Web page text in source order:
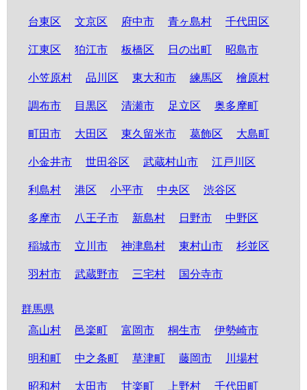
台東区 文京区 府中市 青ヶ島村 千代田区
江東区 狛江市 板橋区 日の出町 昭島市
小笠原村 品川区 東大和市 練馬区 檜原村
調布市 目黒区 清瀬市 足立区 奥多摩町
町田市 大田区 東久留米市 葛飾区 大島町
小金井市 世田谷区 武蔵村山市 江戸川区
利島村 港区 小平市 中央区 渋谷区
多摩市 八王子市 新島村 日野市 中野区
稲城市 立川市 神津島村 東村山市 杉並区
羽村市 武蔵野市 三宅村 国分寺市
群馬県
高山村
邑楽町 富岡市 桐生市 伊勢崎市
明和町 中之条町 草津町 藤岡市 川場村
昭和村 太田市 甘楽町 上野村 千代田町